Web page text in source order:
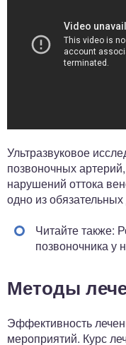
Ультразвуковое
позвоночных
нарушений оттока
одно из
Читайте также:
позвоночника у
Методы
Эффективность
мероприятий. Курс